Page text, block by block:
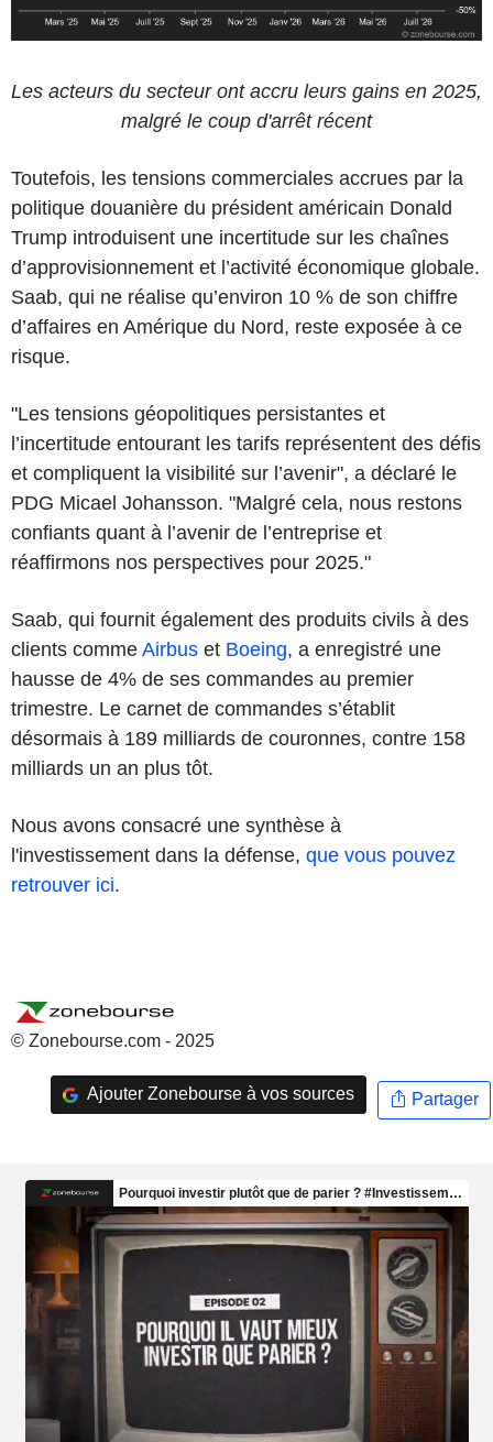
Les acteurs du secteur ont accru leurs gains en 2025,
malgré le coup d'arrêt récent
Toutefois, les tensions commerciales accrues par la
politique douanière du président américain Donald
Trump introduisent une incertitude sur les chaînes
d’approvisionnement et l’activité économique globale.
Saab, qui ne réalise qu’environ 10 % de son chiffre
d’affaires en Amérique du Nord, reste exposée à ce
risque.
"Les tensions géopolitiques persistantes et
l’incertitude entourant les tarifs représentent des défis
et compliquent la visibilité sur l’avenir", a déclaré le
PDG Micael Johansson. "Malgré cela, nous restons
confiants quant à l’avenir de l’entreprise et
réaffirmons nos perspectives pour 2025."
Saab, qui fournit également des produits civils à des
clients comme Airbus et Boeing, a enregistré une
hausse de 4% de ses commandes au premier
trimestre. Le carnet de commandes s’établit
désormais à 189 milliards de couronnes, contre 158
milliards un an plus tôt.
Nous avons consacré une synthèse à
l'investissement dans la défense, que vous pouvez
retrouver ici.
© Zonebourse.com - 2025
Ajouter Zonebourse à vos sources Partager